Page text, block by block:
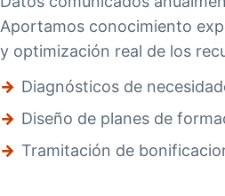
Aportamos conocimiento
y optimización real de los
→ Diagnósticos de
→ Diseño de planes de
→ Tramitación de